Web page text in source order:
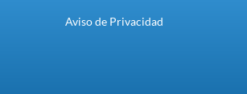
Aviso de Privacidad